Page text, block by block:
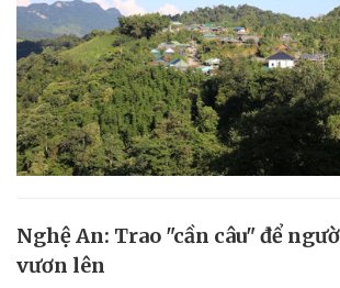
Nghệ An: Trao "cần câu" để
vươn lên